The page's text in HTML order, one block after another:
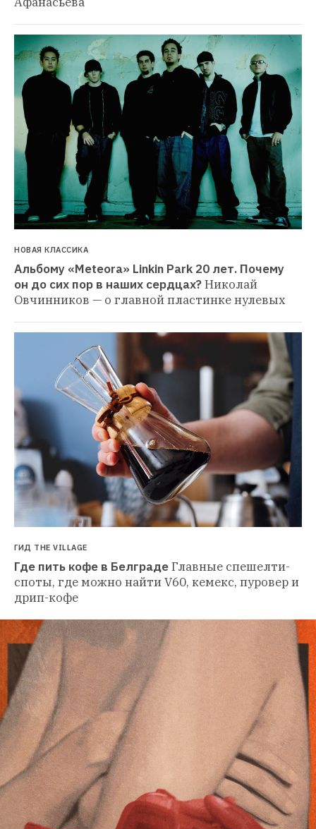
НОВАЯ КЛАССИКА
Альбому «Meteora» Linkin Park 20 лет. Почему
он до сих пор в наших сердцах?Николай
Овчинников — о главной пластинке нулевых
ГИД THE VILLAGE
Где пить кофе в БелградеГлавные спешелти-
споты, где можно найти V60, кемекс, пуровер и
дрип-кофе